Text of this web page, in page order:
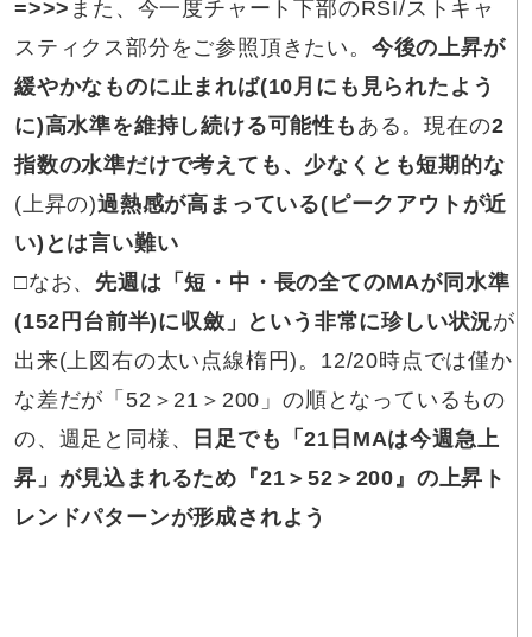
=>>> また、今一度チャート下部のRSI/ストキャ
スティクス部分をご参照頂きたい。 今後の上昇が
緩やかなものに止まれば(10月にも見られたよう
に)高水準を維持し続ける可能性も ある。現在の2
指数の水準だけで考えても、少なくとも短期的な
(上昇の)過熱感が高まっている(ピークアウトが近
い)とは言い難い
□なお、 先週は「短・中・長の全てのMAが同水準
(152円台前半)に収斂」という非常に珍しい状況が
出来(上図右の太い点線楕円)。12/20時点では僅か
な差だが「52＞21＞200」の順となっているもの
の、週足と同様、
日足でも「21日MAは今週急上
昇」が見込まれるため『21＞52＞200』の上昇ト
レンドパターンが形成されよう